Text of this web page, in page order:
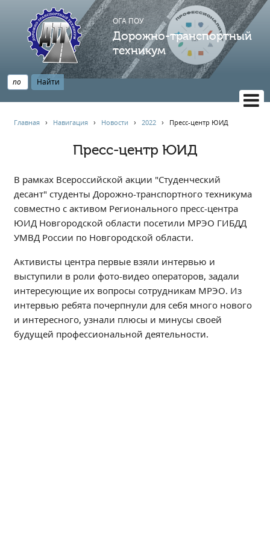
ОГА ПОУ
Дорожно-транспортный
техникум
Профессионалитет
АБИТУРИЕНТУ
Опрос по качеству образования
Новости
Наблюдательный совет
Информация
Независимая оценка качества
Профориентация
Обращения онлайн
Контакты
Главная › Навигация › Новости ›2022 › Пресс-центр ЮИД
Пресс-центр ЮИД
В рамках Всероссийской акции "Студенческий
десант" студенты Дорожно-транспортного техникума
совместно с активом Регионального пресс-центра
ЮИД Новгородской области посетили МРЭО ГИБДД
УМВД России по Новгородской области.
Активисты центра первые взяли интервью и
выступили в роли фото-видео операторов, задали
интересующие их вопросы сотрудникам МРЭО. Из
интервью ребята почерпнули для себя много нового
и интересного, узнали плюсы и минусы своей
будущей профессиональной деятельности.